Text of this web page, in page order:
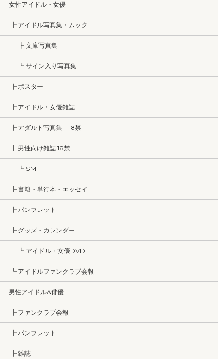
女性アイドル・女優
┣ アイドル写真集・ムック
┣ 文庫写真集
┗ サイン入り写真集
┣ ポスター
┣ アイドル・女優雑誌
┣ アダルト写真集 18禁
┣ 男性向け雑誌 18禁
┗ SM
┣ 書籍・単行本・エッセイ
┣ パンフレット
┣ グッズ・カレンダー
┗ アイドル・女優DVD
┗ アイドルファンクラブ会報
男性アイドル&俳優
┣ ファンクラブ会報
┣ パンフレット
┣ 雑誌